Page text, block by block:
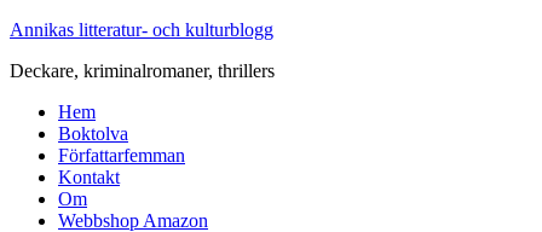
Annikas litteratur- och kulturblogg
Deckare, kriminalromaner, thrillers
Hem
Boktolva
Författarfemman
Kontakt
Om
Webbshop Amazon